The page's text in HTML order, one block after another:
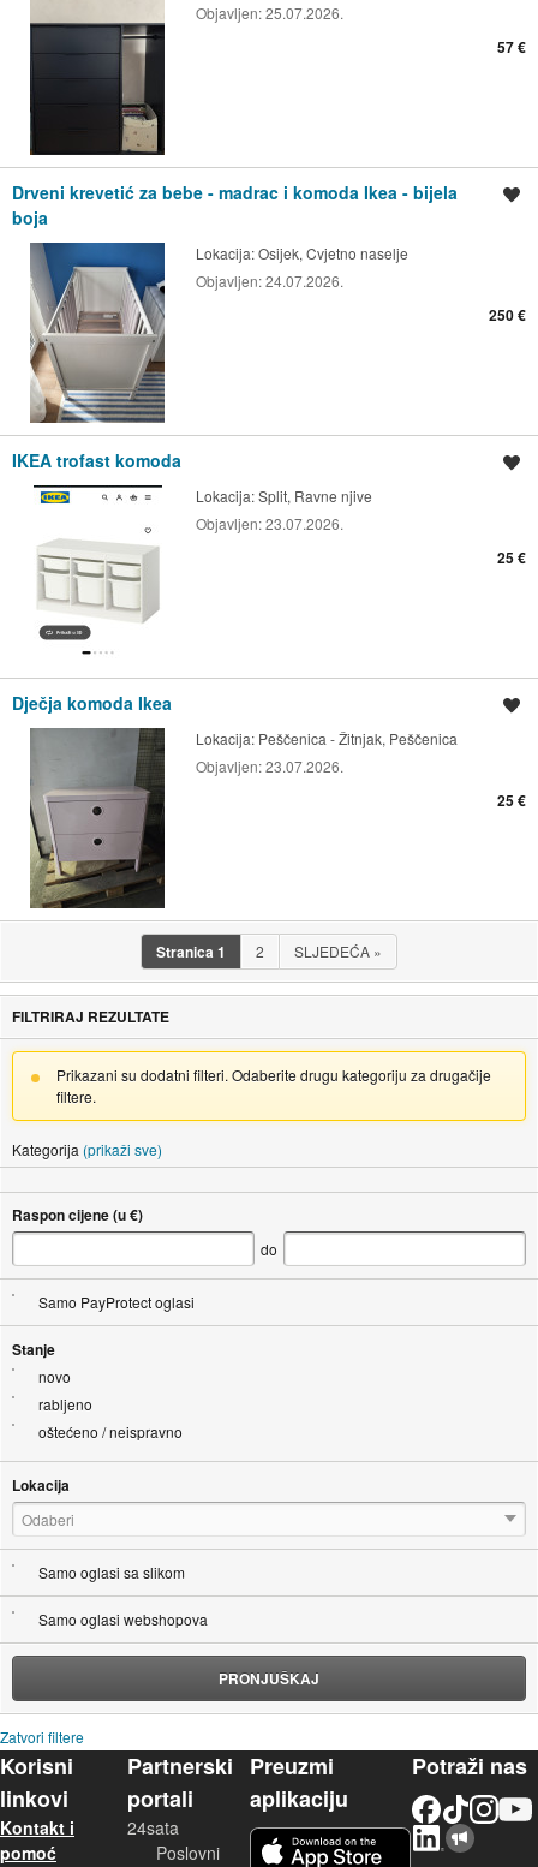
Objavljen:25.07.2026.
57 €
Drveni krevetić za bebe - madrac i komoda Ikea - bijela
boja
Lokacija:Osijek, Cvjetno naselje
Objavljen:24.07.2026.
250 €
IKEA trofast komoda
Lokacija:Split, Ravne njive
Objavljen:23.07.2026.
25 €
Dječja komoda Ikea
Lokacija: Peščenica - Žitnjak, Peščenica
Objavljen:23.07.2026.
25 €
Stranica1 2 SLJEDEĆA »
FILTRIRAJ REZULTATE
Prikazani su dodatni filteri. Odaberite drugu kategoriju za drugačije
filtere.
Kategorija (prikaži sve)
Raspon cijene (u €)
do
Samo PayProtect oglasi
Stanje
novo
rabljeno
oštećeno / neispravno
Lokacija
Odaberi
Samo oglasi sa slikom
Samo oglasi webshopova
PRONJUŠKAJ
Zatvori filtere
Korisni
linkovi
Kontakt i
pomoć
Partnerski
portali
24sata
Poslovni
Preuzmi
aplikaciju
Potraži nas